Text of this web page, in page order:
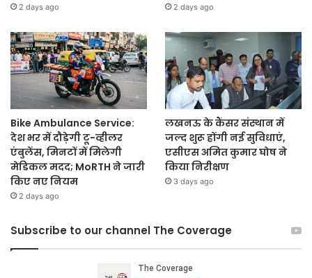
2 days ago 2 days ago
Bike Ambulance Service:
देश भर में दौड़ेगी टू-व्हीलर
एंबुलेंस, मिनटों में मिलेगी
मेडिकल मदद; MoRTH ने जारी
किए नए नियम
2 days ago
लखनऊ के कैंसर संस्थान में
जल्द शुरू होंगी नई सुविधाएं,
एसीएस अमित कुमार घोष ने
किया निरीक्षण
3 days ago
Subscribe to our channel The Coverage